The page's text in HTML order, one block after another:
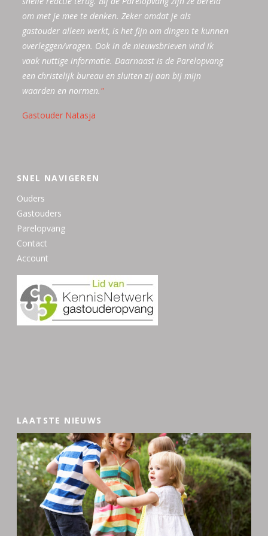
om met je mee te denken. Zeker omdat je als
gastouder alleen werkt, is het fijn om dingen te kunnen
overleggen/vragen. Ook in de nieuwsbrieven vind ik
vaak nuttige informatie. Daarnaast is de Parelopvang
een christelijk bureau en sluiten zij aan bij mijn
waarden en normen."
Gastouder Natasja
middel van de verhalen uit de bijbel geef je de
kinderen mee dat de geborgenheid bij God veel
waarde heeft."
netjes gedaan worden. Door middel van de
nieuwsbrieven wordt je goed geïnformeerd en een
bijbels thema aangeleverd. Ik kan cursussen volgen via
Parelopvang. Zo wordt ik goed ondersteund in mijn
werk als gastouder. Geweldig!"
bewerkingsmatriaal. Zo kan je als gastouder goede
veilige opvang blijven bieden."
de makkelijke en zo het overkomt gestroomlijnde
manier van communiceren."
SNEL NAVIGEREN
Ouders
Gastouders
Parelopvang
Contact
Account
LAATSTE NIEUWS